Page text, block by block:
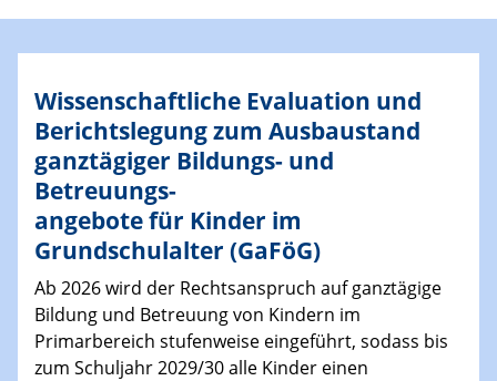
Wissenschaftliche Evaluation und
Berichtslegung zum Ausbaustand
ganztägiger Bildungs- und
Betreuungs-
angebote für Kinder im
Grundschulalter (GaFöG)
Ab 2026 wird der Rechtsanspruch auf ganztägige
Bildung und Betreuung von Kindern im
Primarbereich stufenweise eingeführt, sodass bis
zum Schuljahr 2029/30 alle Kinder einen